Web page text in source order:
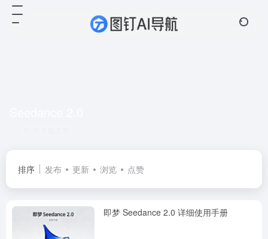
排序 发布 更新 浏览 点赞
即梦 Seedance 2.0 详细使用手册